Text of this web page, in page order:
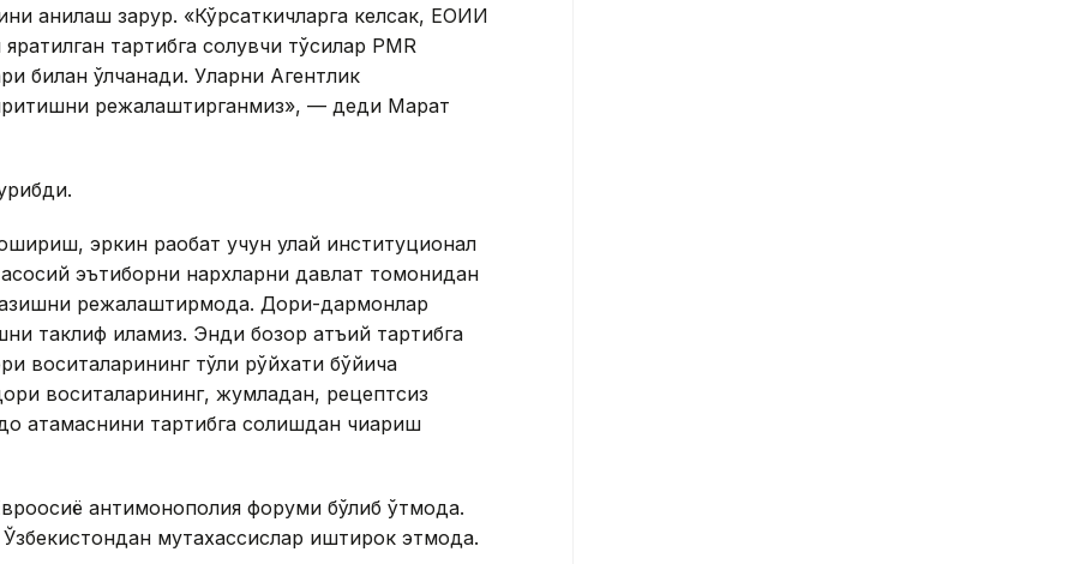
аниқлаш зарур. «Кўрсаткичларга келсак, ЕОИИ
тартибга солувчи тўсиқлар PMR
билан ўлчанади. Уларни Агентлик
режалаштирганмиз», — деди Марат
эркин рақобат учун қулай институционал
эътиборни нархларни давлат томонидан
режалаштирмоқда. Дори-дармонлар
таклиф қиламиз. Энди бозор қатъий тартибга
воситаларининг тўлиқ рўйхати бўйича
воситаларининг, жумладан, рецептсиз
атамаснини тартибга солишдан чиқариш
антимонополия форуми бўлиб ўтмоқда.
мутахассислар иштирок этмоқда.